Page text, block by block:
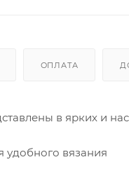
ОПЛАТА
в ярких и
вязания